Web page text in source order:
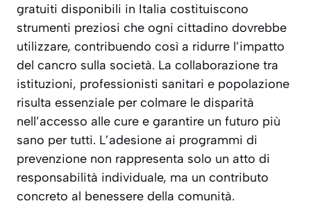
gratuiti disponibili in Italia costituiscono
strumenti preziosi che ogni cittadino dovrebbe
utilizzare, contribuendo così a ridurre l’impatto
del cancro sulla società. La collaborazione tra
istituzioni, professionisti sanitari e popolazione
risulta essenziale per colmare le disparità
nell’accesso alle cure e garantire un futuro più
sano per tutti. L’adesione ai programmi di
prevenzione non rappresenta solo un atto di
responsabilità individuale, ma un contributo
concreto al benessere della comunità.